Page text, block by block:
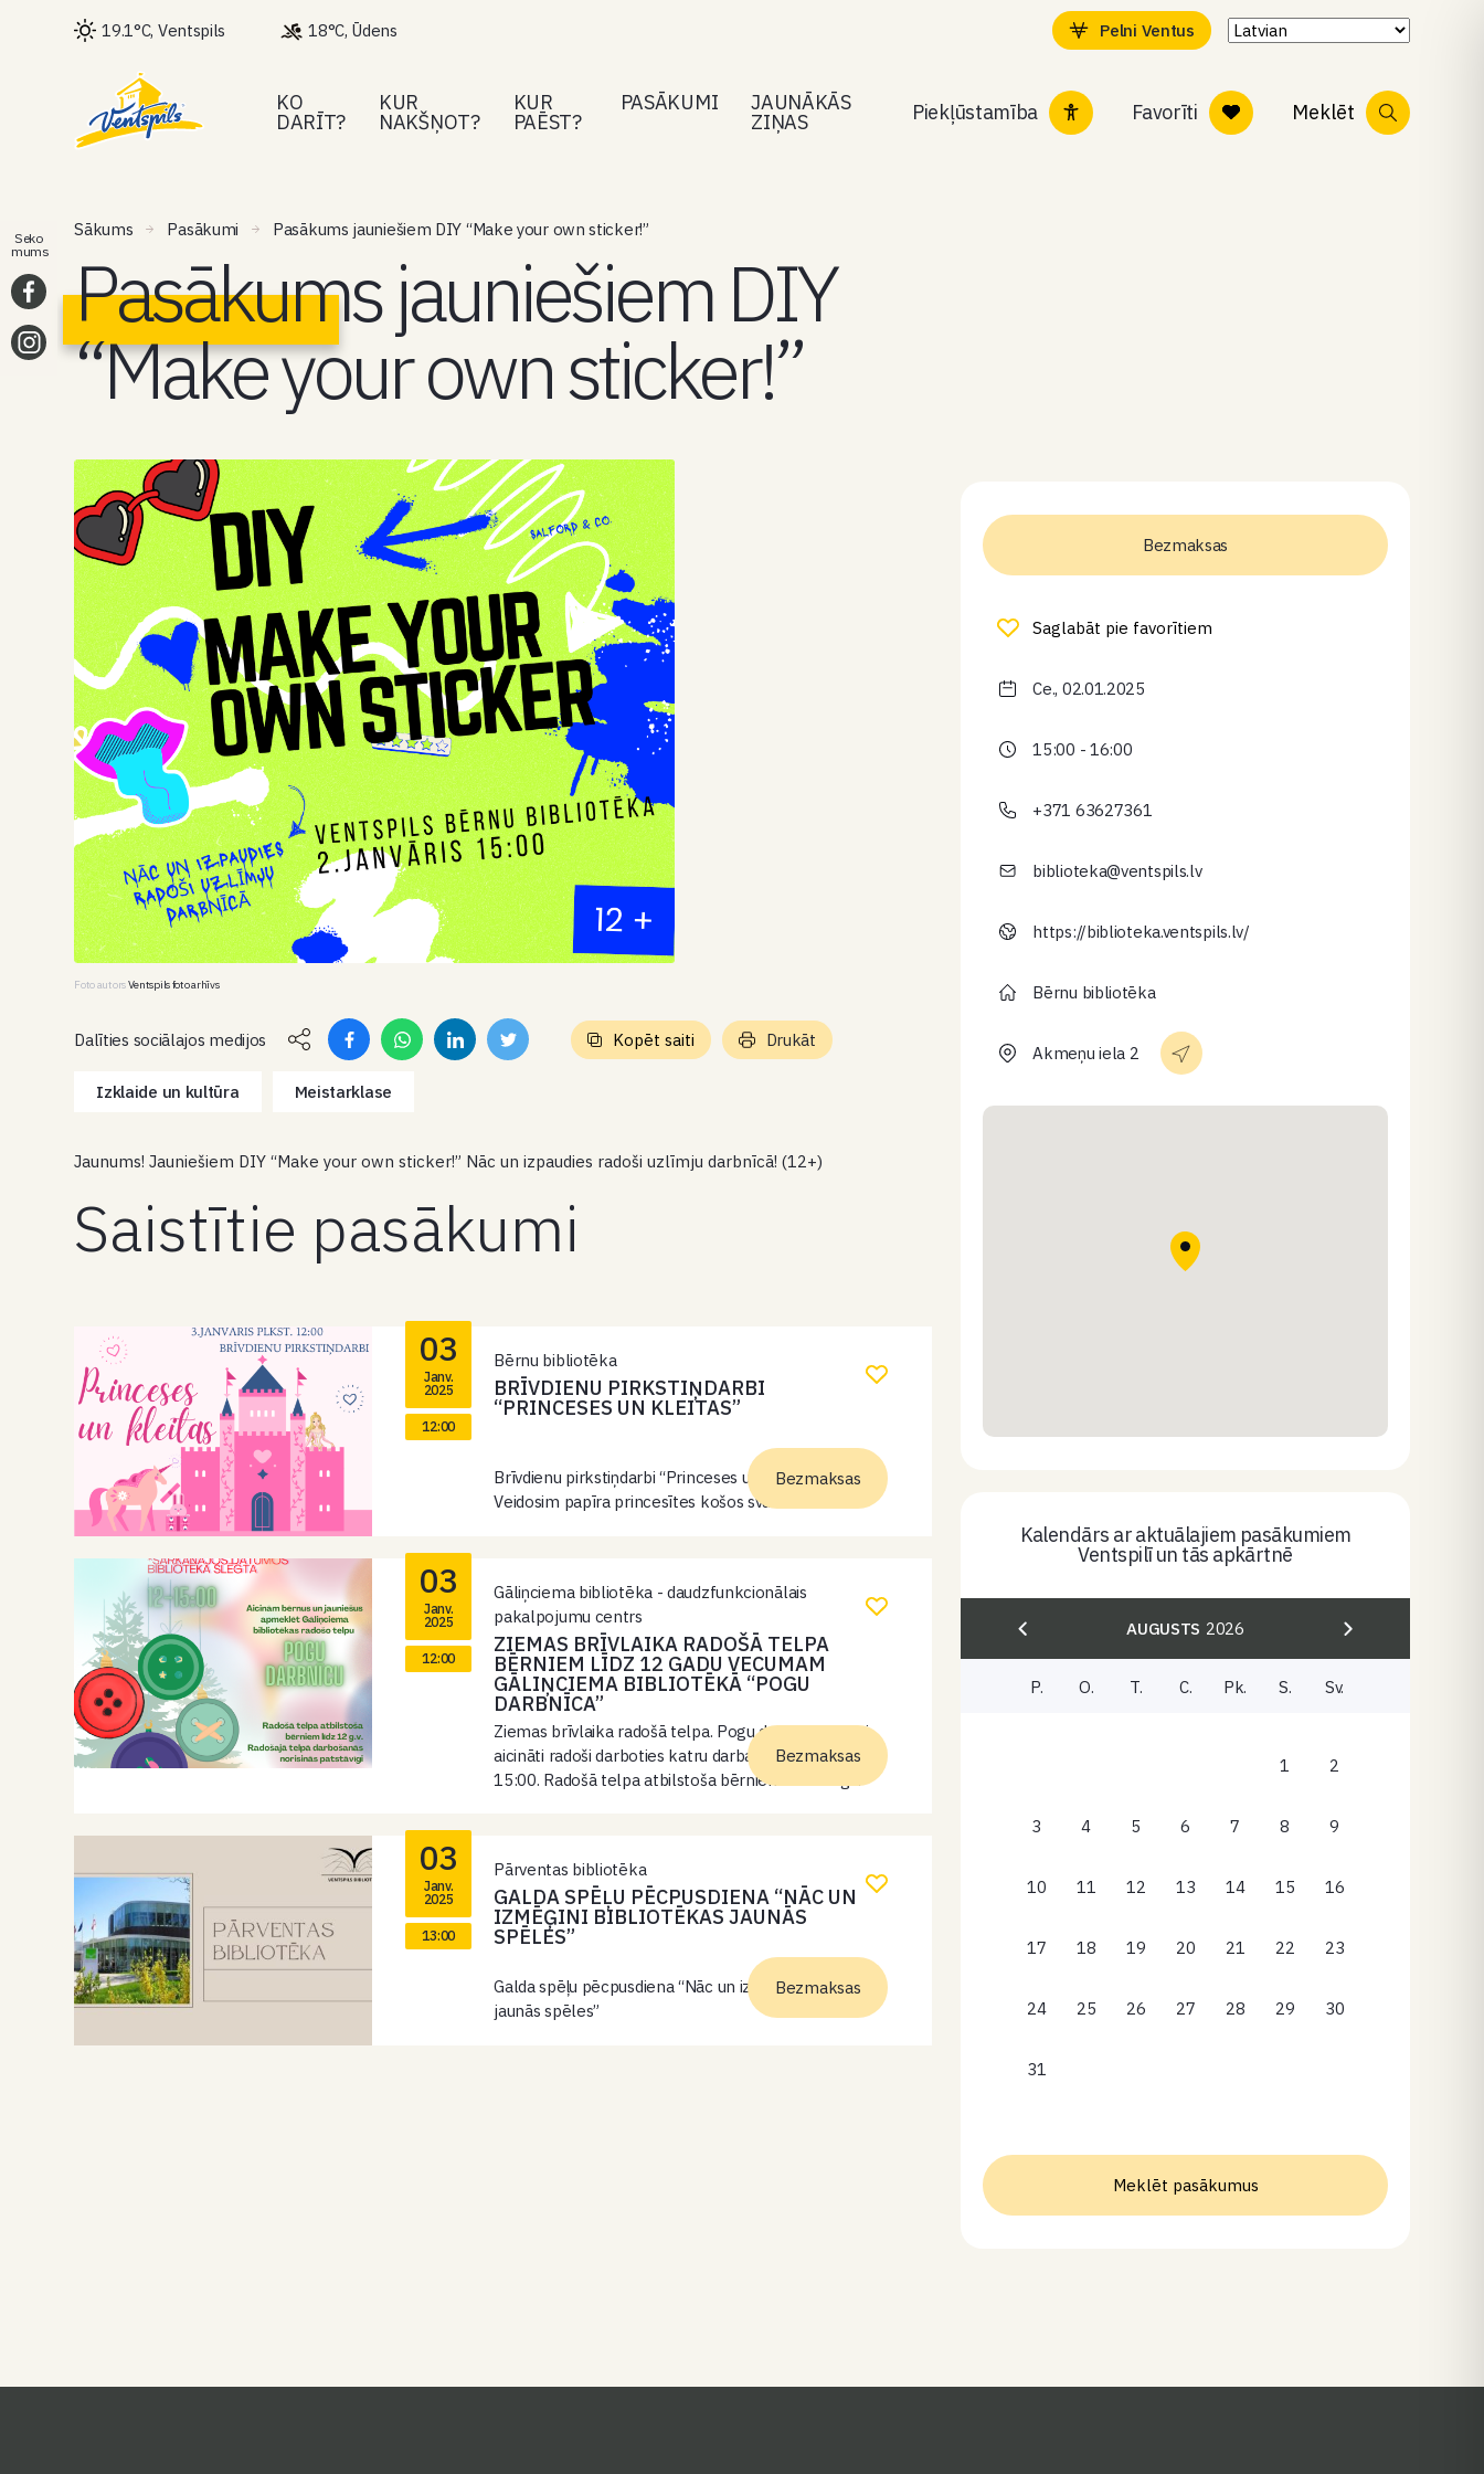
19.1°C, Ventspils 18°C, Ūdens Pelni Ventus
KO
DARĪT?
KUR
NAKŠŅOT?
KUR
PAĒST?
PASĀKUMI JAUNĀKĀS
ZIŅAS Piekļūstamība Favorīti Meklēt
Sākums Pasākumi Pasākums jauniešiem DIY “Make your own sticker!”
Pasākums jauniešiem DIY
“Make your own sticker!”
Foto autorsVentspils foto arhīvs
Dalīties sociālajos medijos Kopēt saiti Drukāt
Izklaide un kultūra Meistarklase
Jaunums! Jauniešiem DIY “Make your own sticker!” Nāc un izpaudies radoši uzlīmju darbnīcā! (12+)
Saistītie pasākumi
03
Janv.
2025
12:00
Bērnu bibliotēka
BRĪVDIENU PIRKSTIŅDARBI
“PRINCESES UN KLEITAS”
Brīvdienu pirkstiņdarbi “Princeses un kleitas”.
Veidosim papīra princesītes košos svārkos.
Bezmaksas
03
Janv.
2025
12:00
Gāliņciema bibliotēka - daudzfunkcionālais
pakalpojumu centrs
ZIEMAS BRĪVLAIKA RADOŠĀ TELPA
BĒRNIEM LĪDZ 12 GADU VECUMAM
GĀLIŅCIEMA BIBLIOTĒKĀ “POGU
DARBNĪCA”
Ziemas brīvlaika radošā telpa. Pogu darbnīca. Bērni
aicināti radoši darboties katru darba dienu no 12:00-
15:00. Radošā telpa atbilstoša bērniem līdz 12 g.v.
Bezmaksas
03
Janv.
2025
13:00
Pārventas bibliotēka
GALDA SPĒĻU PĒCPUSDIENA “NĀC UN
IZMĒĢINI BIBLIOTĒKAS JAUNĀS
SPĒLES”
Galda spēļu pēcpusdiena “Nāc un izmēģini bibliotēkas
jaunās spēles”
Bezmaksas
Bezmaksas
Saglabāt pie favorītiem
Ce., 02.01.2025
15:00 - 16:00
+371 63627361
biblioteka@ventspils.lv
https://biblioteka.ventspils.lv/
Bērnu bibliotēka
Akmeņu iela 2
Kalendārs ar aktuālajiem pasākumiem
Ventspilī un tās apkārtnē
AUGUSTS 2026
P. O. T. C. Pk. S. Sv.
1 2
3 4 5 6 7 8 9
10 11 12 13 14 15 16
17 18 19 20 21 22 23
24 25 26 27 28 29 30
31
Meklēt pasākumus
Seko
mums